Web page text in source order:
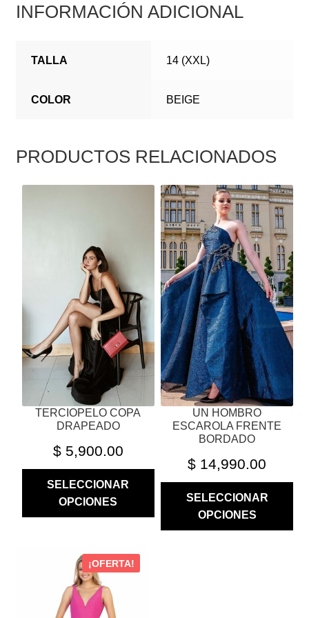
INFORMACIÓN ADICIONAL
TALLA 14 (XXL)
COLOR BEIGE
PRODUCTOS RELACIONADOS
TERCIOPELO COPA
DRAPEADO
$5,900.00
SELECCIONAR
OPCIONES
VARIANTES.
OPCIONES
SE
PUEDEN
ELEGIR
EN
PÁGINA
UN HOMBRO
ESCAROLA FRENTE
BORDADO
$ 14,990.00
SELECCIONAR
OPCIONES
ESTE
PRODUCTO
TIENE
MÚLTIPLES
VARIANTES.
LAS
OPCIONES
SE
PUEDEN
ELEGIR
EN
LA
PÁGINA
PRODUCTO
¡OFERTA!
PRODUCTO
MÚLTIPLES